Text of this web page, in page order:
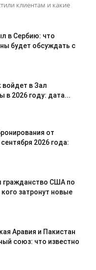
клиентам и какие
в Сербию: что
будет обсуждать с
войдет в Зал
в 2026 году: дата...
от
2026 года:
гражданство США по
затронут новые
Аравия и Пакистан
союз: что известно